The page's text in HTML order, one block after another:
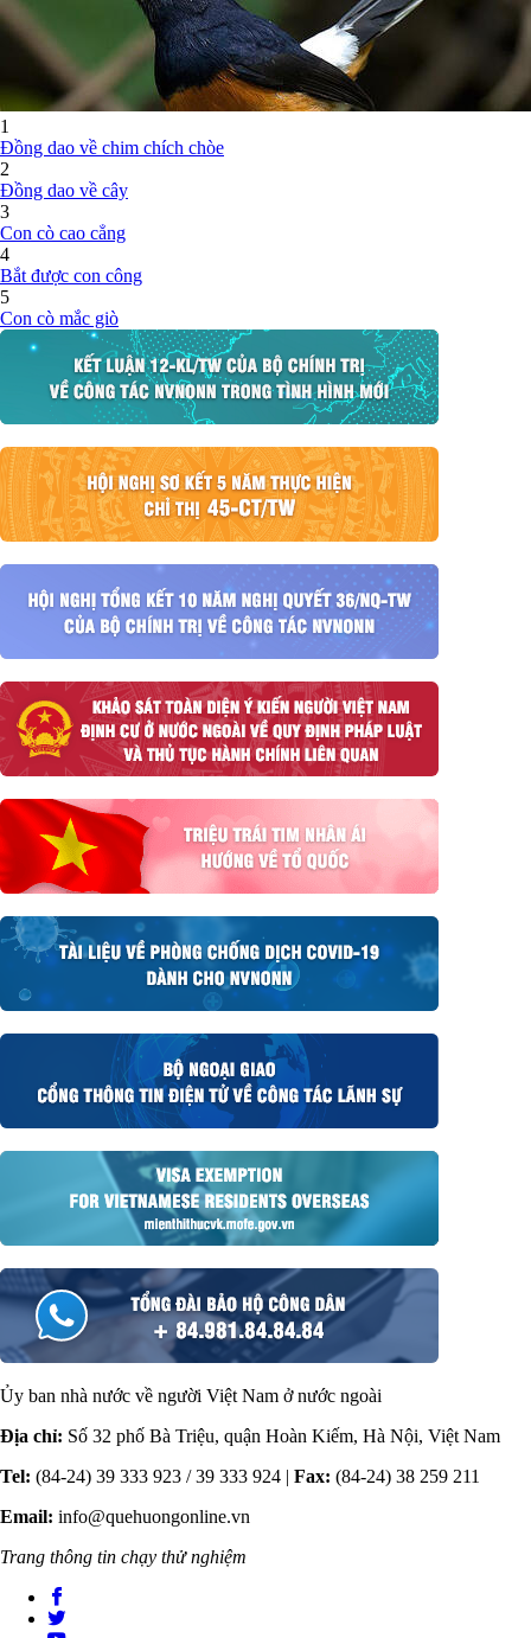
1
Đồng dao về chim chích chòe
2
Đồng dao về cây
3
Con cò cao cẳng
4
Bắt được con công
5
Con cò mắc giò
Ủy ban nhà nước về người Việt Nam ở nước ngoài
Địa chỉ: Số 32 phố Bà Triệu, quận Hoàn Kiếm, Hà Nội, Việt Nam
Tel: (84-24) 39 333 923 / 39 333 924 | Fax: (84-24) 38 259 211
Email: info@quehuongonline.vn
Trang thông tin chạy thử nghiệm